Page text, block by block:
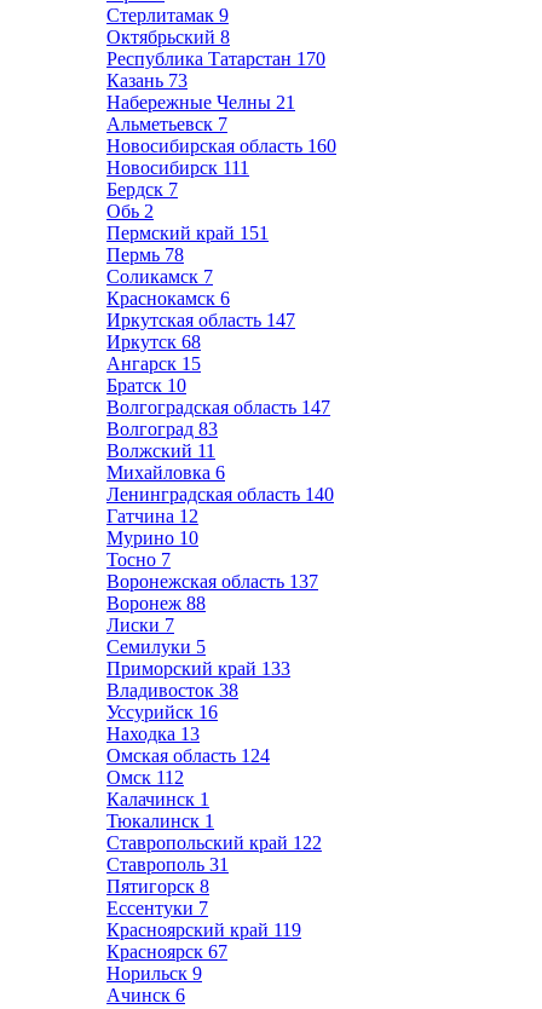
Стерлитамак 9
Октябрьский 8
Республика Татарстан 170
Казань 73
Набережные Челны 21
Альметьевск 7
Новосибирская область 160
Новосибирск 111
Бердск 7
Обь 2
Пермский край 151
Пермь 78
Соликамск 7
Краснокамск 6
Иркутская область 147
Иркутск 68
Ангарск 15
Братск 10
Волгоградская область 147
Волгоград 83
Волжский 11
Михайловка 6
Ленинградская область 140
Гатчина 12
Мурино 10
Тосно 7
Воронежская область 137
Воронеж 88
Лиски 7
Семилуки 5
Приморский край 133
Владивосток 38
Уссурийск 16
Находка 13
Омская область 124
Омск 112
Калачинск 1
Тюкалинск 1
Ставропольский край 122
Ставрополь 31
Пятигорск 8
Ессентуки 7
Красноярский край 119
Красноярск 67
Норильск 9
Ачинск 6